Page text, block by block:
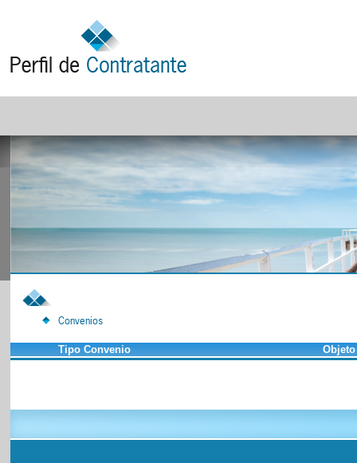
Convenios
Tipo Convenio Objeto